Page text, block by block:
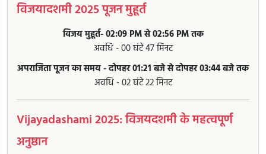
विजयादशमी 2025 पूजन मुहूर्त
विजय मुहूर्त- 02:09 PM से 02:56 PM तक
अवधि - 00 घंटे 47 मिनट
अपराजिता पूजन का समय - दोपहर 01:21 बजे से दोपहर 03:44 बजे तक
अवधि - 02 घंटे 22 मिनट
Vijayadashami 2025: विजयदशमी के महत्वपूर्ण
अनुष्ठान